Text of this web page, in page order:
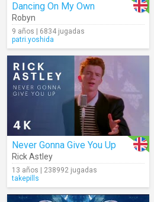
Dancing On My Own
Robyn
9 años | 6834 jugadas
patri.yoshida
Never Gonna Give You Up
Rick Astley
13 años | 238992 jugadas
takepills